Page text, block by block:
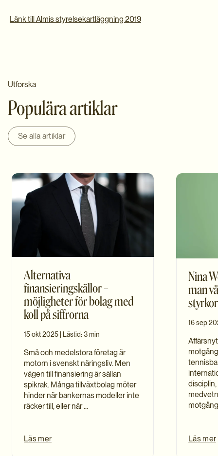
Länk till Almis styrelsekartläggning 2019
Utforska
Populära artiklar
Se alla artiklar
Alternativa
finansieringskällor –
möjligheter för bolag med
koll på siffrorna
15 okt 2025 Lästid: 3 min
Små och medelstora företag är
motorn i svenskt näringsliv. Men
vägen till finansiering är sällan
spikrak. Många tillväxtbolag möter
hinder när bankernas modeller inte
räcker till, eller när ...
Läs mer
Nina
man
styrkor
16 sep
Läs mer